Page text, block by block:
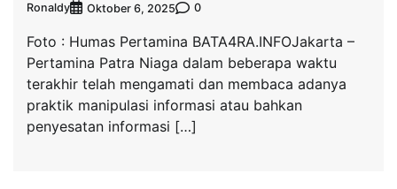
Ronaldy Oktober 6, 2025 0
Foto : Humas Pertamina BATA4RA.INFOJakarta –
Pertamina Patra Niaga dalam beberapa waktu
terakhir telah mengamati dan membaca adanya
praktik manipulasi informasi atau bahkan
penyesatan informasi […]